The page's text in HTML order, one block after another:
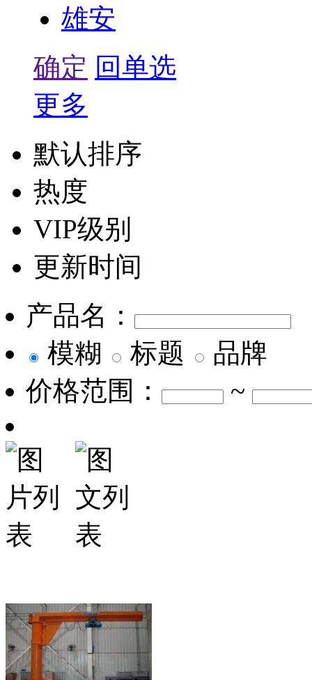
雄安
确定 回单选
更多
默认排序
热度
VIP级别
更新时间
产品名：
模糊
标题
品牌
价格范围：
~